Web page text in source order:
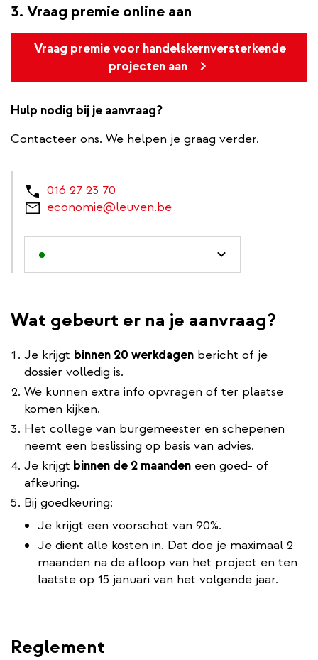
3. Vraag premie online aan
Vraag premie voor handelskernversterkende
projecten aan
Hulp nodig bij je aanvraag?
Contacteer ons. We helpen je graag verder.
016 27 23 70
economie@leuven.be
Wat gebeurt er na je aanvraag?
Je krijgt binnen 20 werkdagen bericht of je
dossier volledig is.
We kunnen extra info opvragen of ter plaatse
komen kijken.
Het college van burgemeester en schepenen
neemt een beslissing op basis van advies.
Je krijgt binnen de 2 maanden een goed- of
afkeuring.
Bij goedkeuring:
Je krijgt een voorschot van 90%.
Je dient alle kosten in. Dat doe je maximaal 2
maanden na de afloop van het project en ten
laatste op 15 januari van het volgende jaar.
Reglement